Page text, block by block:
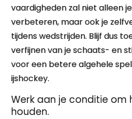
vaardigheden zal niet alleen
verbeteren, maar ook je
tijdens wedstrijden. Blijf dus
verfijnen van je schaats- en
voor een betere algehele
ijshockey.
Werk aan je conditie
houden.